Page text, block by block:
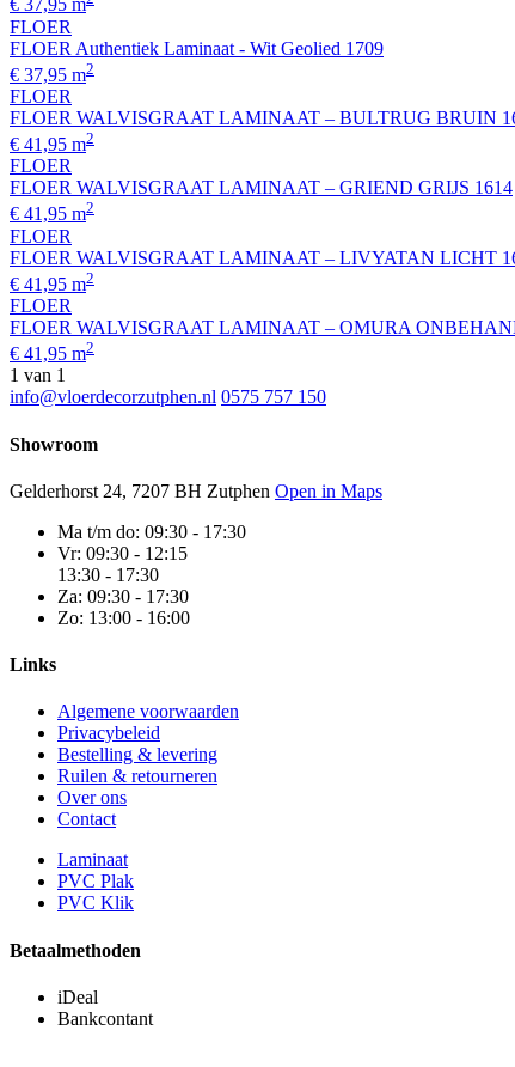
€ 37,95 m
FLOER
FLOER Authentiek Laminaat - Wit Geolied 1709
€ 37,95 m2
FLOER
FLOER WALVISGRAAT LAMINAAT – BULTRUG BRUIN
€ 41,95 m2
FLOER
FLOER WALVISGRAAT LAMINAAT – GRIEND GRIJS 1614
€ 41,95 m2
FLOER
FLOER WALVISGRAAT LAMINAAT – LIVYATAN LICHT
€ 41,95 m2
FLOER
FLOER WALVISGRAAT LAMINAAT – OMURA
€ 41,95 m2
1 van 1
info@vloerdecorzutphen.nl 0575 757 150
Showroom
Gelderhorst 24, 7207 BH Zutphen Open in Maps
Ma t/m do: 09:30 - 17:30
Vr: 09:30 - 12:15
13:30 - 17:30
Za: 09:30 - 17:30
Zo: 13:00 - 16:00
Links
Algemene voorwaarden
Privacybeleid
Bestelling & levering
Ruilen & retourneren
Over ons
Contact
Laminaat
PVC Plak
PVC Klik
Betaalmethoden
iDeal
Bankcontant